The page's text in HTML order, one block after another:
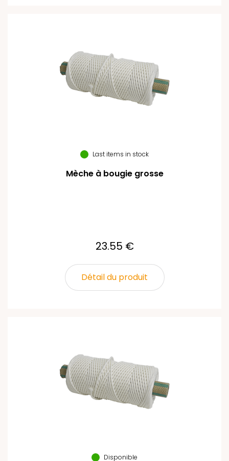
Last items in stock
Mèche à bougie grosse
23.55 €
Détail du produit
Disponible